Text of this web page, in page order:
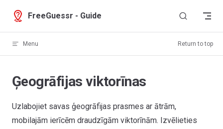
Skip to content
FreeGuessr - Guide
Menu Return to top
Ģeogrāfijas viktorīnas
Uzlabojiet savas ģeogrāfijas prasmes ar ātrām,
mobilajām ierīcēm draudzīgām viktorīnām. Izvēlieties